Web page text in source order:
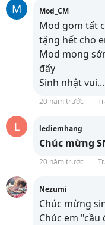
M Mod_CM
Mod gom tất
tặng hết cho
Mod mong
đấy
Sinh nhật vui...
20 năm trước
L lediemhang
Chúc mừng
20 năm trước
Nezumi
Chúc mừng
Chúc em